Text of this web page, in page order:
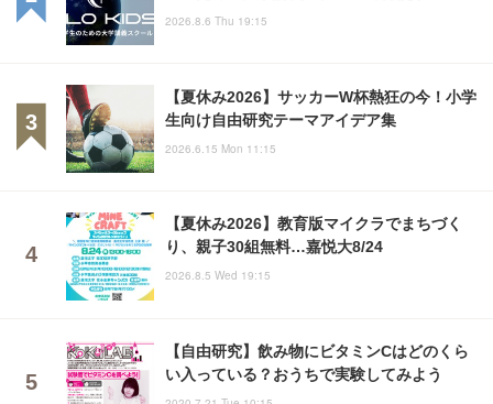
2026.8.6 Thu 19:15
【夏休み2026】サッカーW杯熱狂の今！小学
生向け自由研究テーマアイデア集
2026.6.15 Mon 11:15
【夏休み2026】教育版マイクラでまちづく
り、親子30組無料…嘉悦大8/24
2026.8.5 Wed 19:15
【自由研究】飲み物にビタミンCはどのくら
い入っている？おうちで実験してみよう